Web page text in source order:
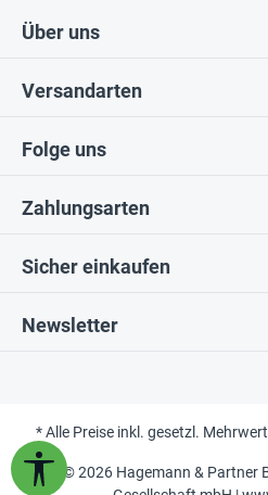
Folge uns
Sicher einkaufen
Über uns
Newsletter
Zahlungsarten
Versandarten
© 2026 Hagemann & Partner
* Alle Preise inkl. gesetzl.
Werkzeugleiste anzeigen